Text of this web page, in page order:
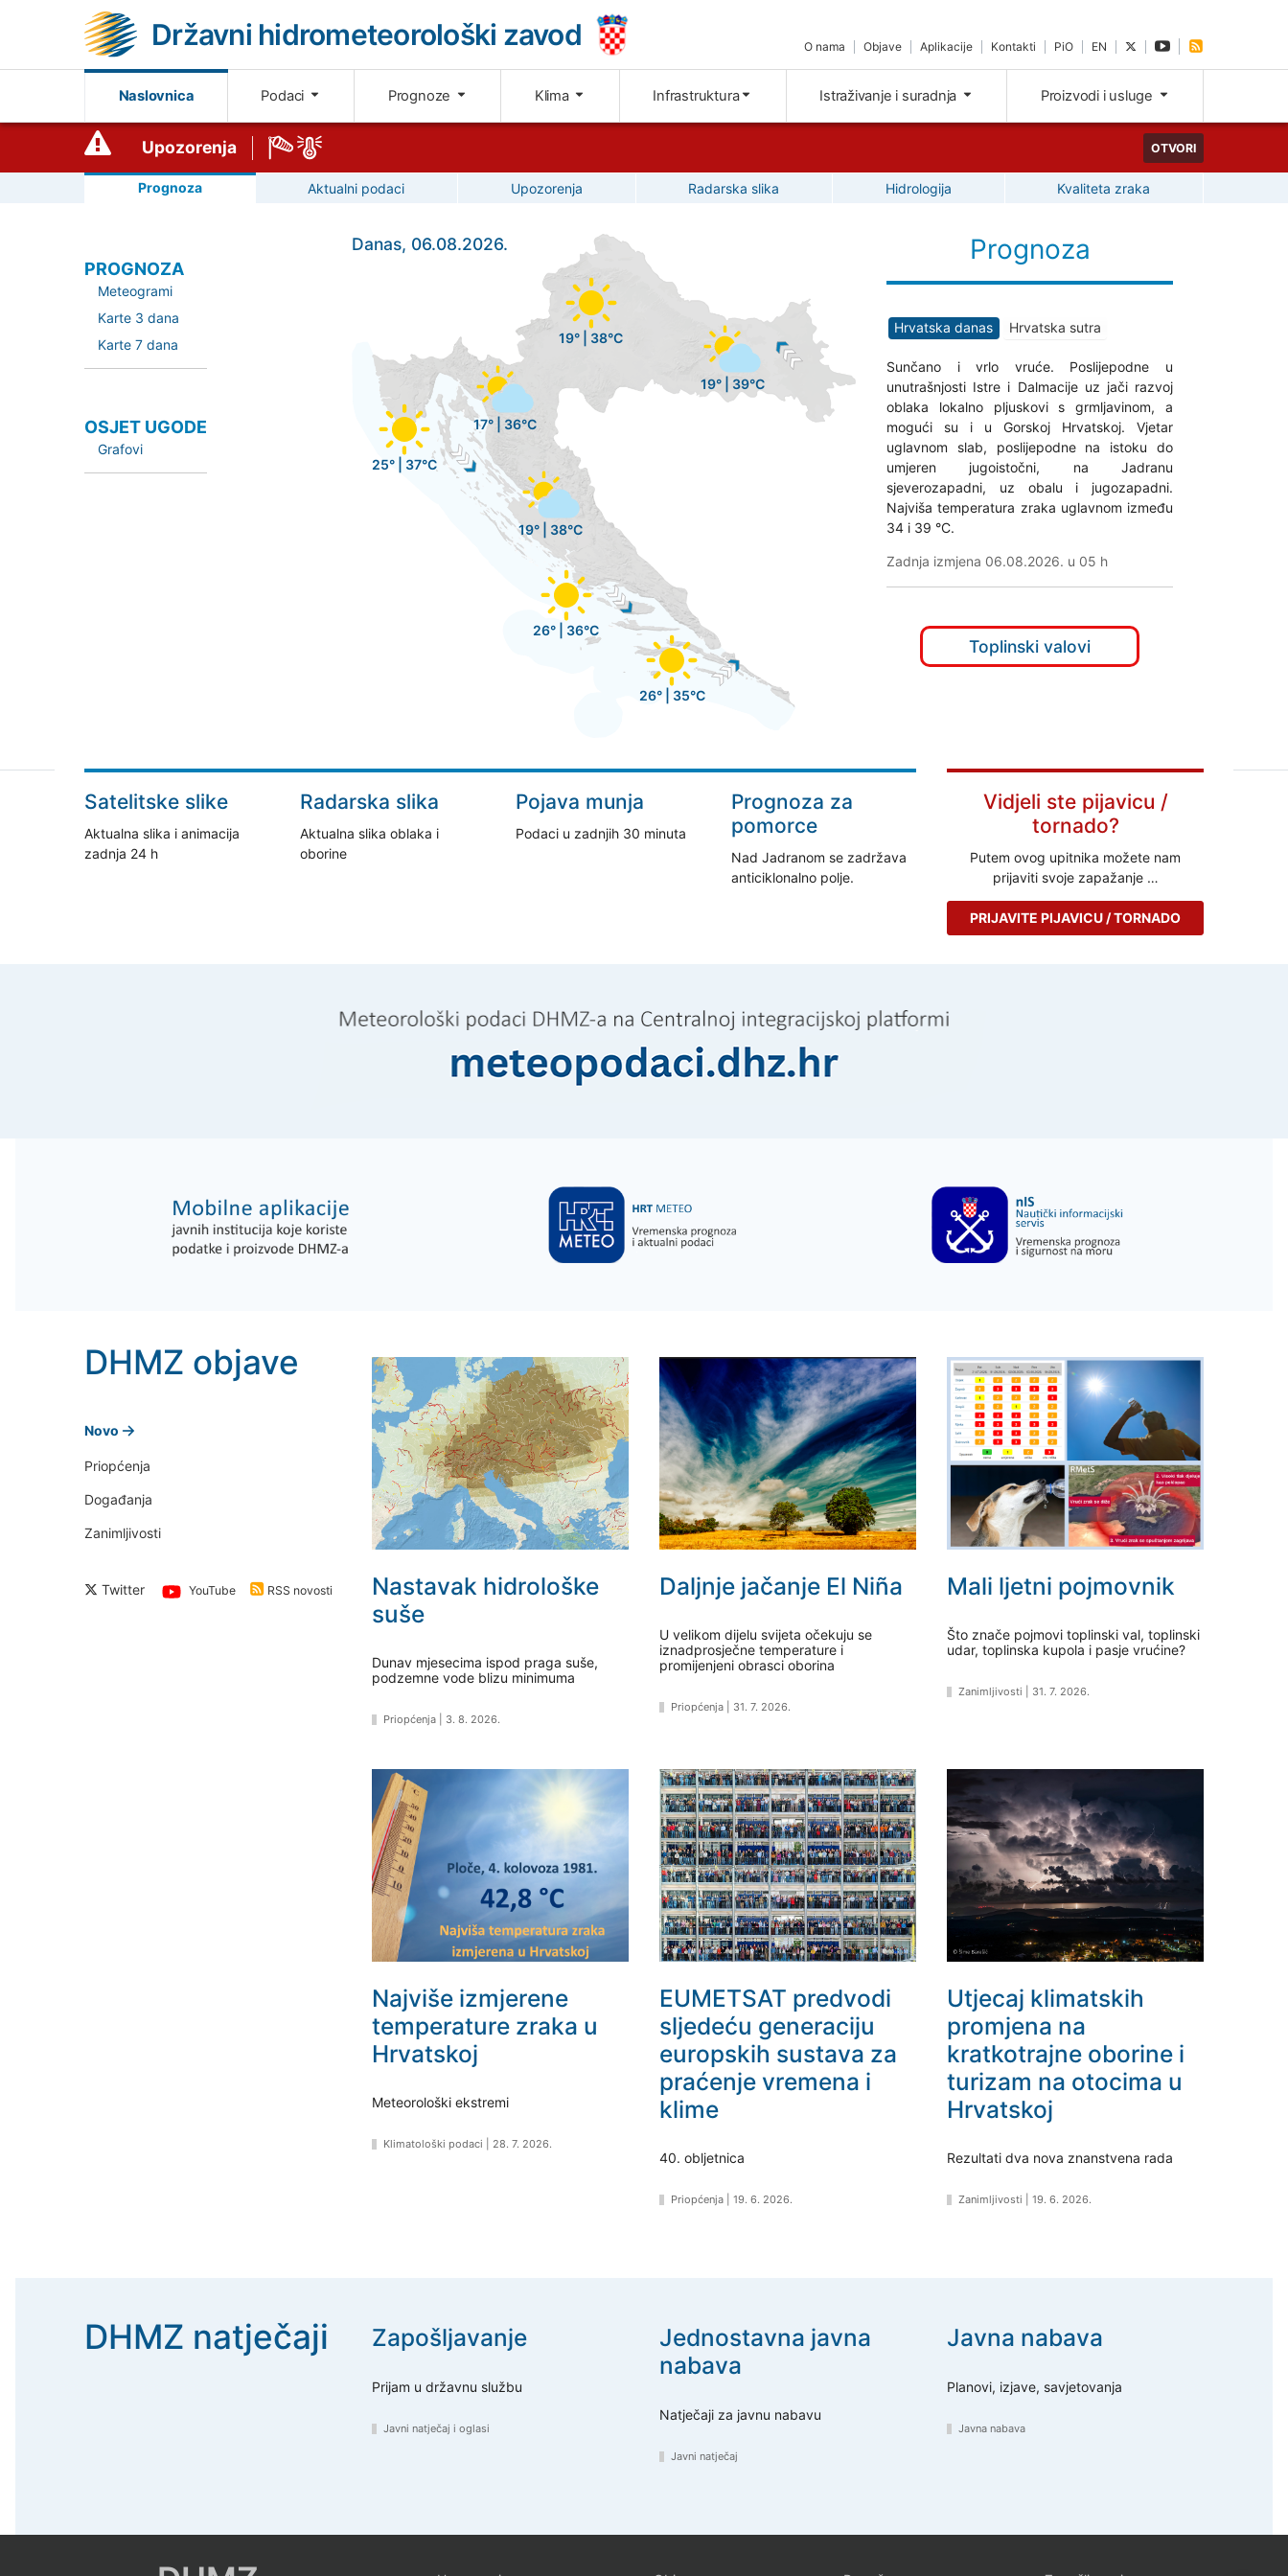
Državni hidrometeorološki zavod O nama Objave Aplikacije Kontakti PiO EN
Naslovnica Podaci Prognoze Klima Infrastruktura Istraživanje i suradnja Proizvodi i usluge
Upozorenja OTVORI
Prognoza Aktualni podaci Upozorenja Radarska slika Hidrologija Kvaliteta zraka
PROGNOZA
Meteogrami
Karte 3 dana
Karte 7 dana
OSJET UGODE
Grafovi
Danas, 06.08.2026.
19° | 38°C
19° | 39°C
17° | 36°C
19° | 38°C
25° | 37°C
26° | 36°C
26° | 35°C
Prognoza
Hrvatska danas Hrvatska sutra
Sunčano i vrlo vruće. Poslijepodne u
unutrašnjosti Istre i Dalmacije uz jači razvoj
oblaka lokalno pljuskovi s grmljavinom, a
mogući su i u Gorskoj Hrvatskoj. Vjetar
uglavnom slab, poslijepodne na istoku do
umjeren jugoistočni, na Jadranu
sjeverozapadni, uz obalu i jugozapadni.
Najviša temperatura zraka uglavnom između
34 i 39 °C.
Zadnja izmjena 06.08.2026. u 05 h
Toplinski valovi
Satelitske slike
Aktualna slika i animacija
zadnja 24 h
Radarska slika
Aktualna slika oblaka i
oborine
Pojava munja
Podaci u zadnjih 30 minuta
Prognoza za
pomorce
Nad Jadranom se zadržava
anticiklonalno polje.
Vidjeli ste pijavicu /
tornado?
Putem ovog upitnika možete nam
prijaviti svoje zapažanje …
PRIJAVITE PIJAVICU / TORNADO
DHMZ objave
Novo
Priopćenja
Događanja
Zanimljivosti
Twitter YouTube RSS novosti
Nastavak hidrološke
suše
Dunav mjesecima ispod praga suše,
podzemne vode blizu minimuma
Priopćenja 3. 8. 2026.
Daljnje jačanje El Niña
U velikom dijelu svijeta očekuju se
iznadprosječne temperature i
promijenjeni obrasci oborina
Priopćenja| 31. 7. 2026.
Mali ljetni pojmovnik
Što znače pojmovi toplinski val, toplinski
udar, toplinska kupola i pasje vrućine?
Zanimljivosti 31. 7. 2026.
Najviše izmjerene
temperature zraka u
Hrvatskoj
Meteorološki ekstremi
Klimatološki podaci 28. 7. 2026.
EUMETSAT predvodi
sljedeću generaciju
europskih sustava za
praćenje vremena i
klime
40. obljetnica
Priopćenja| 19. 6. 2026.
Utjecaj klimatskih
promjena na
kratkotrajne oborine i
turizam na otocima u
Hrvatskoj
Rezultati dva nova znanstvena rada
Zanimljivosti 19. 6. 2026.
DHMZ natječaji Zapošljavanje
Prijam u državnu službu
Javni natječaj i oglasi
Jednostavna javna
nabava
Natječaji za javnu nabavu
Javni natječaj
Javna nabava
Planovi, izjave, savjetovanja
Javna nabava